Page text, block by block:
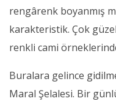
rengârenk boyanmış
karakteristik. Çok
renkli cami
Buralara gelince
Maral Şelalesi. Bir